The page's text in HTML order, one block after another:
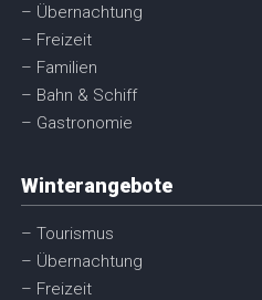
– Übernachtung
– Freizeit
– Familien
– Bahn & Schiff
– Gastronomie
Winterangebote
– Tourismus
– Übernachtung
– Freizeit